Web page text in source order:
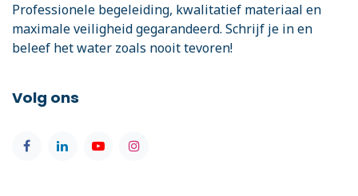
Professionele begeleiding, kwalitatief materiaal en
maximale veiligheid gegarandeerd. Schrijf je in en
beleef het water zoals nooit tevoren!
Volg ons